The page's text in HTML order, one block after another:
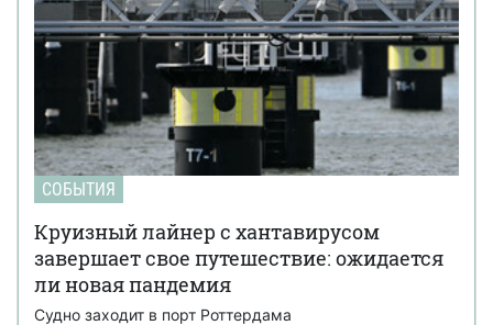
СОБЫТИЯ
Круизный лайнер с хантавирусом
завершает свое путешествие: ожидается
ли новая пандемия
Судно заходит в порт Роттердама